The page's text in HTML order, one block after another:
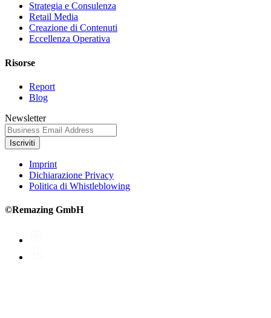
Strategia e Consulenza
Retail Media
Creazione di Contenuti
Eccellenza Operativa
Risorse
Report
Blog
Newsletter
Iscriviti
Imprint
Dichiarazione Privacy
Politica di Whistleblowing
©Remazing GmbH